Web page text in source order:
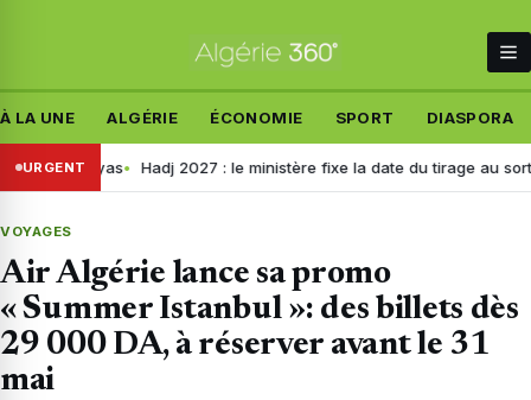
À LA UNE ALGÉRIE ÉCONOMIE SPORT DIASPORA
URGENTHadj 2027 : le ministère fixe la date du tirage au sort pour
VOYAGES
Air Algérie lance sa promo
« Summer Istanbul »: des billets dès
29 000 DA, à réserver avant le 31
mai